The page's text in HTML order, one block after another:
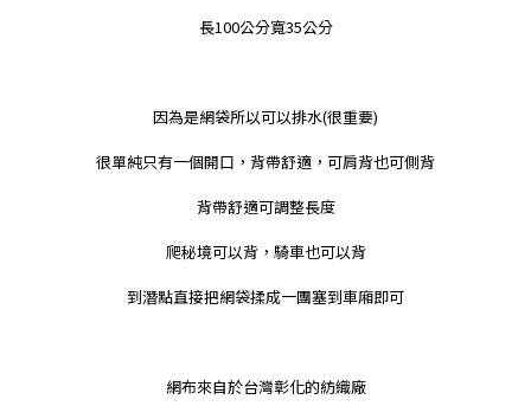
長100公分寬35公分
因為是網袋所以可以排水(很重要)
很單純只有一個開口，背帶舒適，可肩背也可側背
背帶舒適可調整長度
爬秘境可以背，騎車也可以背
到潛點直接把網袋揉成一團塞到車廂即可
網布來自於台灣彰化的紡織廠